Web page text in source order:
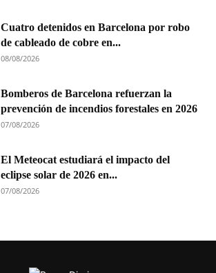
Cuatro detenidos en Barcelona por robo
de cableado de cobre en...
08/08/2026
Bomberos de Barcelona refuerzan la
prevención de incendios forestales en 2026
07/08/2026
El Meteocat estudiará el impacto del
eclipse solar de 2026 en...
07/08/2026